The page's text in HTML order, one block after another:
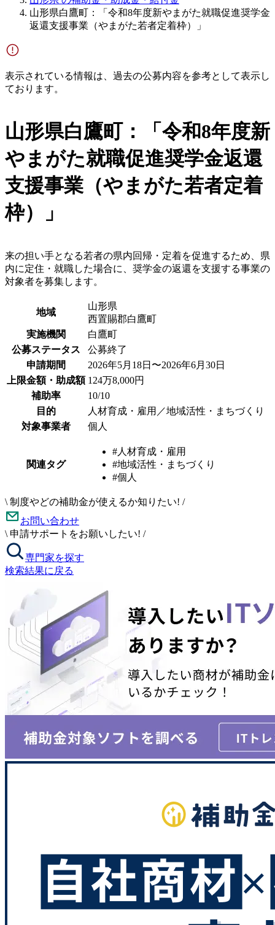
山形県白鷹町：「令和8年度新やまがた就職促進奨学金
返還支援事業（やまがた若者定着枠）」
表示されている情報は、過去の公募内容を参考として表示し
ております。
山形県白鷹町：「令和8年度新
やまがた就職促進奨学金返還
支援事業（やまがた若者定着
枠）」
来の担い手となる若者の県内回帰・定着を促進するため、県
内に定住・就職した場合に、奨学金の返還を支援する事業の
対象者を募集します。
地域
山形県
西置賜郡白鷹町
実施機関
白鷹町
公募ステータス
公募終了
申請期間
2026年5月18日〜2026年6月30日
上限金額・助成額 124万8,000円
補助率
10/10
目的
人材育成・雇用／地域活性・まちづくり
対象事業者
個人
関連タグ
#人材育成・雇用
#地域活性・まちづくり
#個人
\ 制度やどの補助金が使えるか知りたい! /
お問い合わせ
\ 申請サポートをお願いしたい! /
専門家を探す
検索結果に戻る